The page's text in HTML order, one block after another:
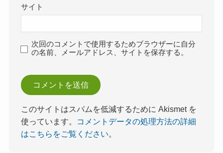
サイト
次回のコメントで使用するためブラウザーに自分
の名前、メールアドレス、サイトを保存する。
このサイトはスパムを低減するために Akismet を
使っています。
コメントデータの処理方法の詳細
はこちらをご覧ください。